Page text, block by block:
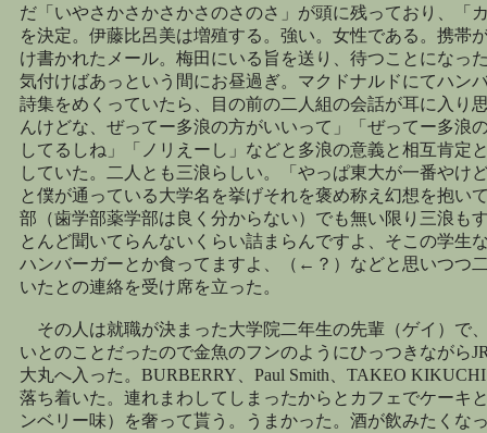
だ「いやさかさかさかさのさのさ」が頭に残っており、「
を決定。伊藤比呂美は増殖する。強い。女性である。携帯
け書かれたメール。梅田にいる旨を送り、待つことになっ
気付けばあっという間にお昼過ぎ。マクドナルドにてハン
詩集をめくっていたら、目の前の二人組の会話が耳に入り
んけどな、ぜってー多浪の方がいいって」「ぜってー多浪
してるしね」「ノリえーし」などと多浪の意義と相互肯定
していた。二人とも三浪らしい。「やっぱ東大が一番やけ
と僕が通っている大学名を挙げそれを褒め称え幻想を抱い
部（歯学部薬学部は良く分からない）でも無い限り三浪も
とんど聞いてらんないくらい詰まらんですよ、そこの学生
ハンバーガーとか食ってますよ、（←？）などと思いつつ
いたとの連絡を受け席を立った。
その人は就職が決まった大学院二年生の先輩（ゲイ）で
いとのことだったので金魚のフンのようにひっつきながら
大丸へ入った。BURBERRY、Paul Smith、TAKEO KIKUCHI
落ち着いた。連れまわしてしまったからとカフェでケーキ
ンベリー味）を奢って貰う。うまかった。酒が飲みたくな